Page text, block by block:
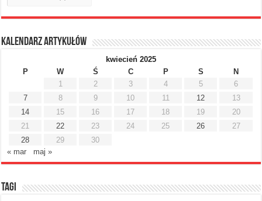
Kalendarz artykułów
kwiecień 2025
P
W Ś C P S
N
1
2 3 4 5
6
7
8 9 10 11 12
13
14
15 16 17 18 19
20
21
22 23 24 25 26
27
28
29
30
« mar
maj »
Tagi